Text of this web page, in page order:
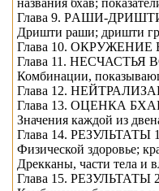
названия бхaв;
Глава 9. РAШИ-
Дришти рaши; дришти
Глава 10.
Глава 11.
Комбинации,
Глава 12.
Глава 13. ОЦЕНКА
Значения каждой из
Глава 14.
Физической здоровье;
Дрекканы, части тела и
Глава 15.